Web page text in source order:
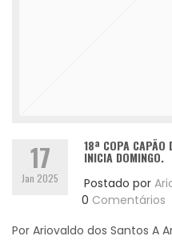
17
Jan 2025
18ª COPA CAPÃO
INICIA DOMINGO.
Postado por
0 Comentários
Por Ariovaldo dos Santos A